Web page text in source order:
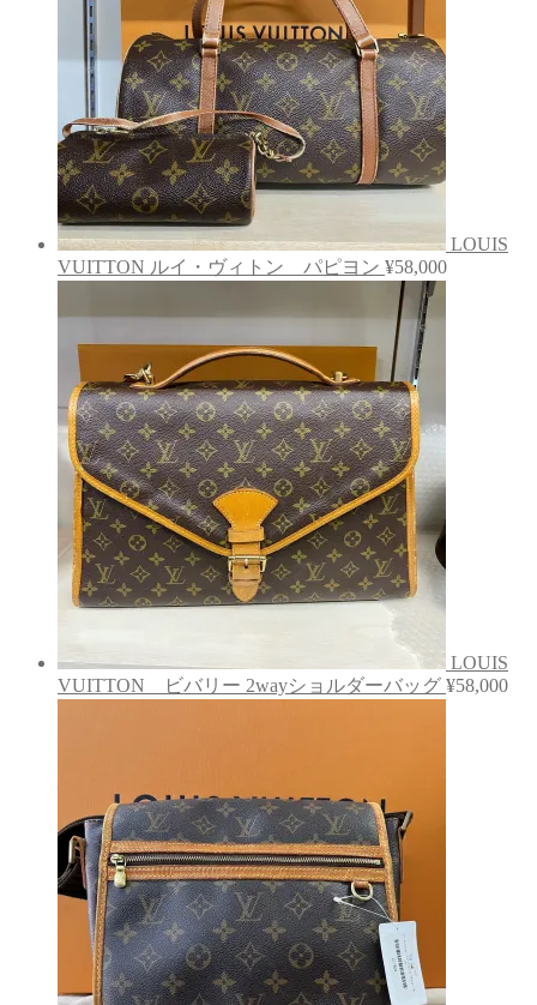
LOUIS
VUITTON ルイ・ヴィトン パピヨン ¥58,000
LOUIS
VUITTON ビバリー 2wayショルダーバッグ ¥58,000